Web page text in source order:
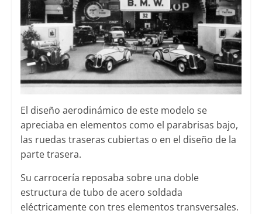
El diseño aerodinámico de este modelo se
apreciaba en elementos como el parabrisas bajo,
las ruedas traseras cubiertas o en el diseño de la
parte trasera.
Su carrocería reposaba sobre una doble
estructura de tubo de acero soldada
eléctricamente con tres elementos transversales.